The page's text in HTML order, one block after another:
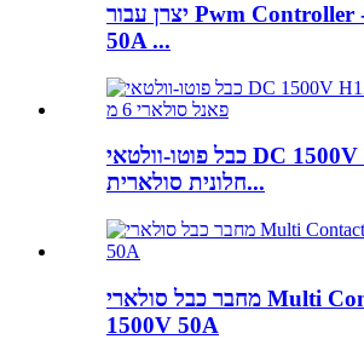
יצרן עבור Pwm Controller - 30A 40A
50A ...
כבל פוטו-וולטאי DC 1500V H1Z2Z2-K
חלונית סולארית...
מחבר כבל סולארי Multi Contact MC4
1500V 50A